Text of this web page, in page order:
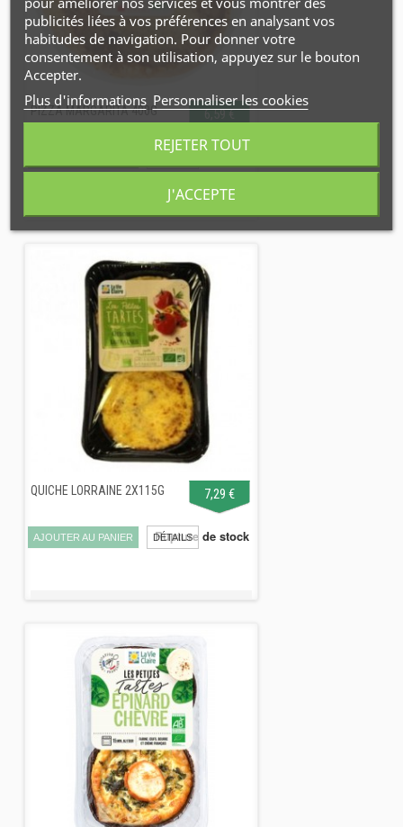
PIZZA MARGARITA 400G 6,59 €
Disponible
QUICHE LORRAINE 2X115G 7,29 €
AJOUTER AU PANIER DÉTAILS
Rupture de stock
publicités liées à vos préférences en analysant vos
habitudes de navigation. Pour donner votre
consentement à son utilisation, appuyez sur le bouton
Accepter.
Plus d'informations Personnaliser les cookies
REJETER TOUT
J'ACCEPTE